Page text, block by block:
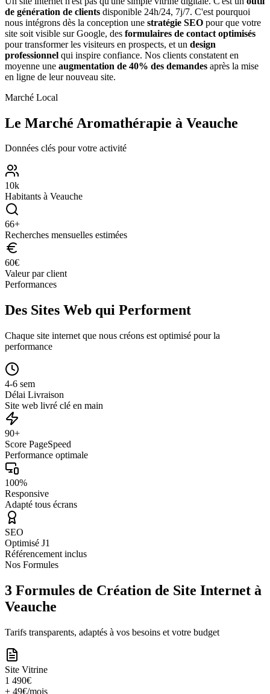
de génération de clients disponible 24h/24, 7j/7. C'est pourquoi
nous intégrons dès la conception une stratégie SEO pour que votre
site soit visible sur Google, des formulaires de contact optimisés
pour transformer les visiteurs en prospects, et un design
professionnel qui inspire confiance. Nos clients constatent en
moyenne une augmentation de 40% des demandes après la mise
en ligne de leur nouveau site.
Marché Local
Le Marché Aromathérapie à Veauche
Données clés pour votre activité
10k
Habitants à Veauche
66+
Recherches mensuelles estimées
60€
Valeur par client
Performances
Des Sites Web qui Performent
Chaque site internet que nous créons est optimisé pour la
performance
4-6 sem
Délai Livraison
Site web livré clé en main
90+
Score PageSpeed
Performance optimale
100%
Responsive
Adapté tous écrans
SEO
Optimisé J1
Référencement inclus
Nos Formules
3 Formules de Création de Site Internet à
Veauche
Tarifs transparents, adaptés à vos besoins et votre budget
Site Vitrine
1 490€
+ 49€/mois